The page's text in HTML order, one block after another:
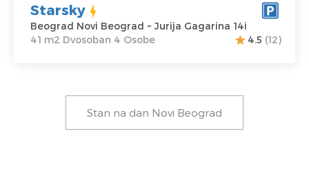
Starsky
Beograd Novi Beograd ~ Jurija Gagarina 14i
41 m2 Dvosoban 4 Osobe
4.5 (12)
Stan na dan Novi Beograd